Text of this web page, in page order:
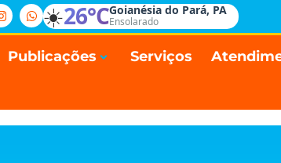
☀️26°CGoianésia do Pará, PA
Ensolarado
Publicações Serviços